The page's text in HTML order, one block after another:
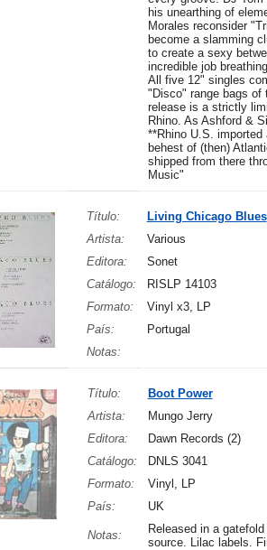
his unearthing of
Morales reconsider
become a slamming
to create a sexy
incredible job
All five 12" singles
"Disco" range bags of
release is a strictly
Rhino. As Ashford &
**Rhino U.S.
behest of (then)
shipped from there
Music"
Título:
Living Chicago Blues
Artista:
Various
Editora:
Sonet
Catálogo:
RISLP 14103
Formato:
Vinyl x3, LP
País:
Portugal
Notas:
Título:
Boot Power
Artista:
Mungo Jerry
Editora:
Dawn Records (2)
Catálogo:
DNLS 3041
Formato:
Vinyl, LP
País:
UK
Notas:
Released in a
source. Lilac labels.